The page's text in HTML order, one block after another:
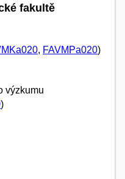
fakultě
, FAVMPa020)
výzkumu
)